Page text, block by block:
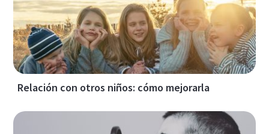
Relación con otros niños: cómo mejorarla